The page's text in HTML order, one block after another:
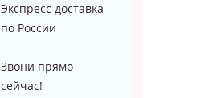
Экспресс доставка
по России
Звони прямо
сейчас!